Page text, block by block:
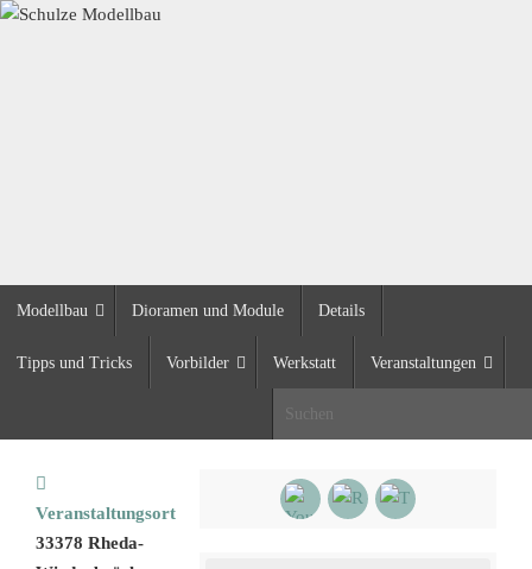
Zum
Inhalt
Modellbau Dioramen und Module Details
Tipps und Tricks Vorbilder Werkstatt Veranstaltungen
Veranstaltungsort
33378 Rheda-